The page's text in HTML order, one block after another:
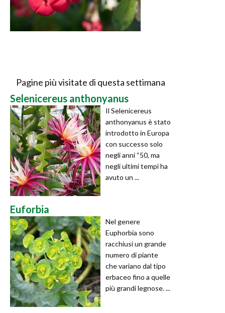
Pagine più visitate di questa settimana
Selenicereus anthonyanus
Il Selenicereus
anthonyanus è stato
introdotto in Europa
con successo solo
negli anni “50, ma
negli ultimi tempi ha
avuto un ...
Euforbia
Nel genere
Euphorbia sono
racchiusi un grande
numero di piante
che variano dal tipo
erbaceo fino a quelle
più grandi legnose. ...